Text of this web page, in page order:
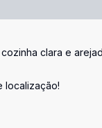
clara e
localização!